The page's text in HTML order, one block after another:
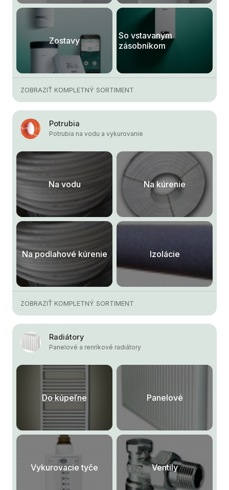
Zostavy
So vstavaným
zásobníkom
ZOBRAZIŤ KOMPLETNÝ SORTIMENT
Potrubia
Potrubia na vodu a vykurovanie
Na vodu Na kúrenie
Na podlahové kúrenie Izolácie
ZOBRAZIŤ KOMPLETNÝ SORTIMENT
Radiátory
Panelové a renríkové radiátory
Do kúpeľne Panelové
Vykurovacie tyče Ventily